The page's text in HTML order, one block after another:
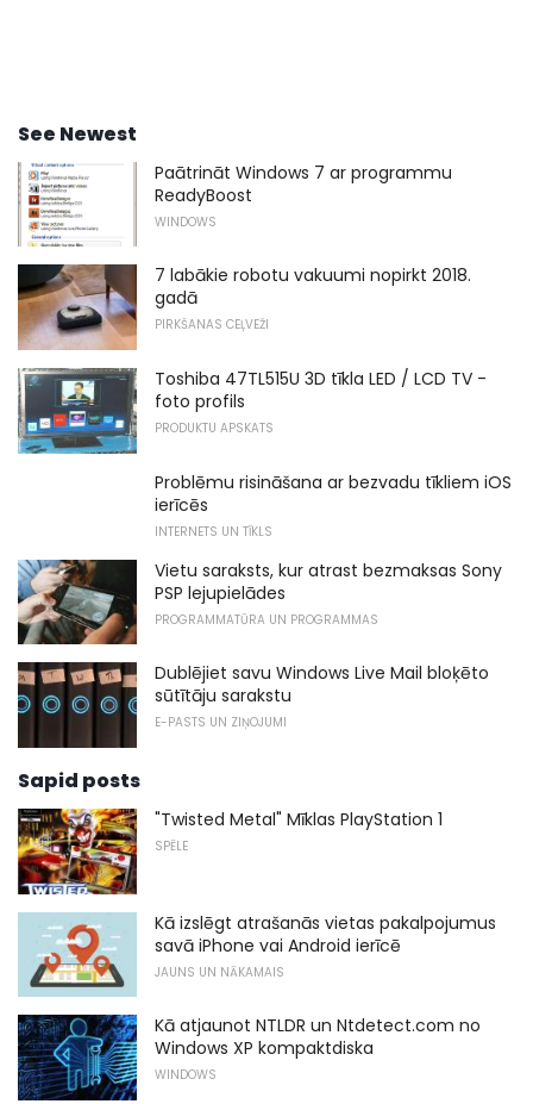
See Newest
Paātrināt Windows 7 ar programmu
ReadyBoost
WINDOWS
7 labākie robotu vakuumi nopirkt 2018.
gadā
PIRKŠANAS CEĻVEŽI
Toshiba 47TL515U 3D tīkla LED / LCD TV -
foto profils
PRODUKTU APSKATS
Problēmu risināšana ar bezvadu tīkliem iOS
ierīcēs
INTERNETS UN TĪKLS
Vietu saraksts, kur atrast bezmaksas Sony
PSP lejupielādes
PROGRAMMATŪRA UN PROGRAMMAS
Dublējiet savu Windows Live Mail bloķēto
sūtītāju sarakstu
E-PASTS UN ZIŅOJUMI
Sapid posts
"Twisted Metal" Mīklas PlayStation 1
SPĒLE
Kā izslēgt atrašanās vietas pakalpojumus
savā iPhone vai Android ierīcē
JAUNS UN NĀKAMAIS
Kā atjaunot NTLDR un Ntdetect.com no
Windows XP kompaktdiska
WINDOWS